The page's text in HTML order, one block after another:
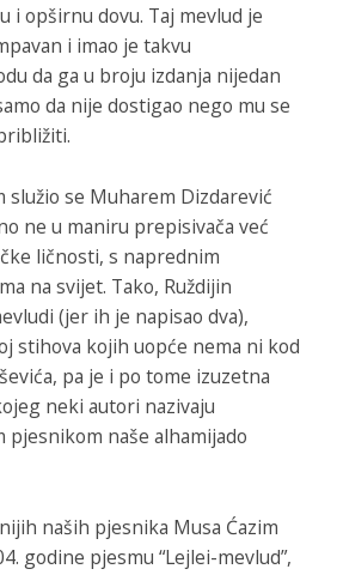
i opširnu dovu. Taj mevlud je
i imao je takvu
da ga u broju izdanja nijedan
da nije dostigao nego mu se
služio se Muharem Dizdarević
ne u maniru prepisivača već
ličnosti, s naprednim
na svijet. Tako, Ruždijin
(jer ih je napisao dva),
stihova kojih uopće nema ni kod
pa je i po tome izuzetna
neki autori nazivaju
pjesnikom naše alhamijado
naših pjesnika Musa Ćazim
godine pjesmu “Lejlei-mevlud”,